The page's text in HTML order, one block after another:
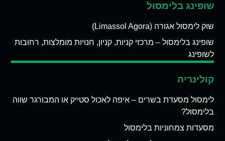
שופינג בלימסול
שוק לימסול אגורה (Limassol Agora)
שופינג בלימסול – מרכזי קניות, קניון, חנויות מומלצות, רחובות
לשופינג
קולינריה
לימסול מסעדת בשרים – איפה לאכול סטייק או המבורגר שווה
בלימסול?
מסעדות צמחוניות בלימסול